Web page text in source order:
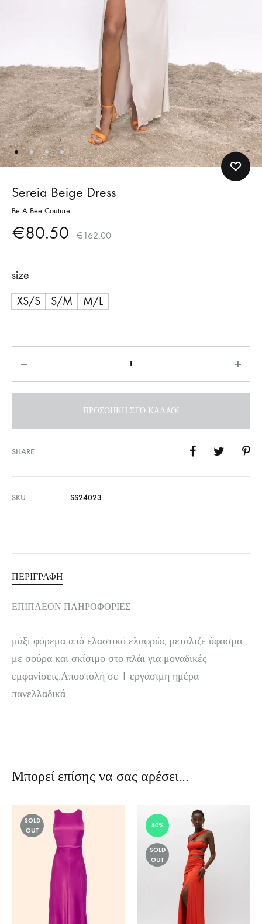
Sereia Beige Dress
Be A Bee Couture
€80.50 €162.00
size
XS/S
S/M M/L
ΠΡΟΣΘΉΚΗ ΣΤΟ ΚΑΛΆΘΙ
SHARE
SKU SS24023
ΠΕΡΙΓΡΑΦΉ
ΕΠΙΠΛΈΟΝ ΠΛΗΡΟΦΟΡΊΕΣ
μάξι φόρεμα από ελαστικό ελαφρώς μεταλιζέ ύφασμα
με σούρα και σκίσιμο στο πλάι για μοναδικές
εμφανίσεις.Αποστολή σε 1 εργάσιμη ημέρα
πανελλαδικά.
Μπορεί επίσης να σας αρέσει…
SOLD
OUT
50%
SOLD
OUT